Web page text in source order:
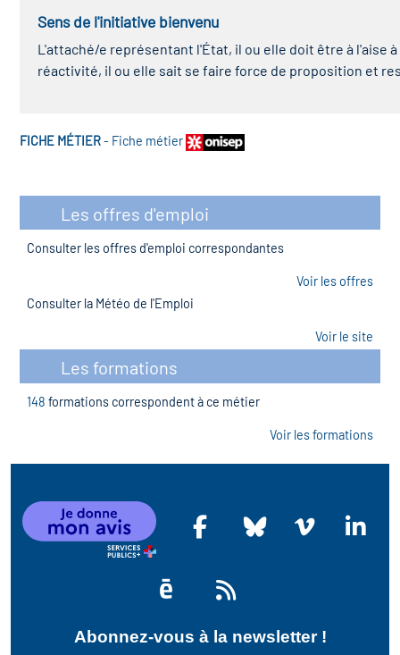
Sens de l'initiative bienvenu
L'attaché/e représentant l'État, il ou elle doit être à l'aise
réactivité, il ou elle sait se faire force de proposition et
FICHE MÉTIER- Fiche métier
Les offres d'emploi
Consulter les offres d'emploi correspondantes
Voir les offres
Consulter la Météo de l'Emploi
Voir le site
Les formations
148 formations correspondent à ce métier
Voir les formations
Abonnez-vous à la newsletter !